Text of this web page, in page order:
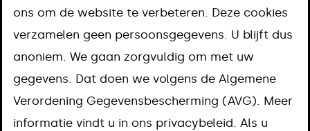
aanpassen
Gegevens in
basisregistratie
ons om de website te verbeteren. Deze cookies
verzamelen geen persoonsgegevens. U blijft dus
anoniem. We gaan zorgvuldig om met uw
gegevens. Dat doen we volgens de Algemene
Verordening Gegevensbescherming (AVG). Meer
informatie vindt u in ons privacybeleid. Als u